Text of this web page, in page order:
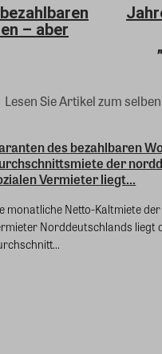
– aber
Lesen Sie Artikel zum
des bezahlbaren
der
Vermieter liegt...
monatliche Netto-Kaltmiete
Norddeutschlands liegt